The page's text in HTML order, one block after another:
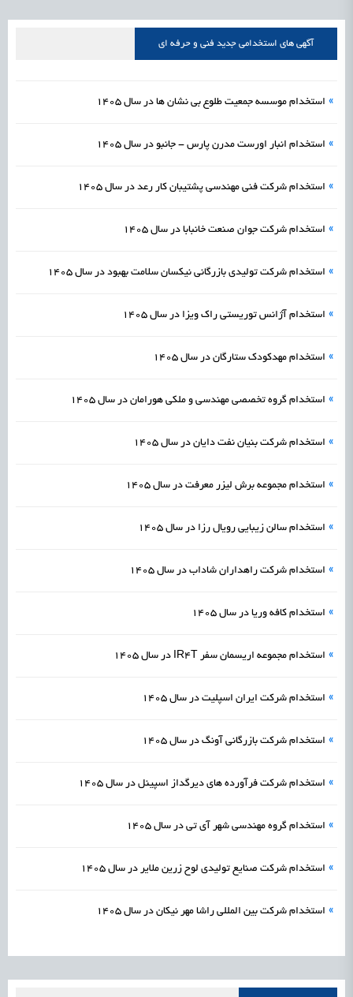
علمی
1405/05/15 اشتغال و کارآفرینی رسیدن مجوز ایجاد «سندباکس» به نهادهای توسعه‌ای و صنفی
آگهی های استخدامی جدید فنی و حرفه ای
» استخدام موسسه جمعیت طلوع بی نشان ها در سال 1405
» استخدام انبار اورست مدرن پارس - جانبو در سال 1405
» استخدام شرکت فنی مهندسی پشتیبان کار رعد در سال 1405
» استخدام شرکت جوان صنعت خانبابا در سال 1405
» استخدام شرکت تولیدی بازرگانی نیکسان سلامت بهبود در سال 1405
» استخدام آژانس توریستی راک ویزا در سال 1405
» استخدام مهدکودک ستارگان در سال 1405
» استخدام گروه تخصصی مهندسی و ملکی هورامان در سال 1405
» استخدام شرکت بنیان نفت دایان در سال 1405
» استخدام مجموعه برش لیزر معرفت در سال 1405
» استخدام سالن زیبایی رویال رزا در سال 1405
» استخدام شرکت راهداران شاداب در سال 1405
» استخدام کافه وریا در سال 1405
» استخدام مجموعه اریسمان سفر IR4T در سال 1405
» استخدام شرکت ایران اسپلیت در سال 1405
» استخدام شرکت بازرگانی آونگ در سال 1405
» استخدام شرکت فرآورده های دیرگداز اسپینل در سال 1405
» استخدام گروه مهندسی شهر آی تی در سال 1405
» استخدام شرکت صنایع تولیدی لوح زرین ملایر در سال 1405
» استخدام شرکت بین المللی راشا مهر نیکان در سال 1405